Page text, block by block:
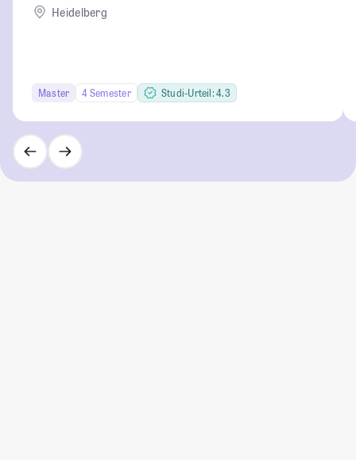
Heidelberg
Master 4 Semester Studi-Urteil: 4.3